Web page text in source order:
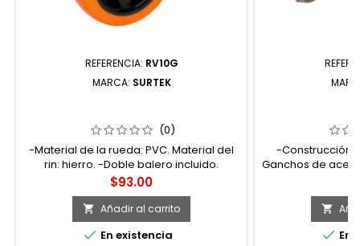
REFERENCIA: RV10G
MARCA: SURTEK
(0)
-Material de la rueda: PVC. Material del
rin: hierro. -Doble balero incluido.
Soporte tipo placa. -Temperatura de
operación: -20° C a 70° C. Velocidad
máxima de operación: 3 Km/h. -Para
vehículos de manejo de carga, carros
móviles o mobiliario con mucho peso.
Precio
$93.00
 Añadir al carrito
 En existencia
-Construcción
Ganchos de
estándar
equipo
 En